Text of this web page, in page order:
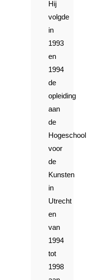
Hij
volgde
in
1993
en
1994
de
opleiding
aan
de
Hogeschool
voor
de
Kunsten
in
Utrecht
en
van
1994
tot
1998